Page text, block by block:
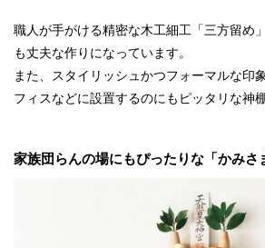
職人が手がける精密な木工細工「三方留め
も丈夫な作りになっています。
また、スタイリッシュかつフォーマルな印
フィスなどに設置するのにもピッタリな神棚
家族団らんの場にもぴったりな「かみさ